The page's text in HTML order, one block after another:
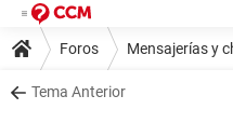
Foros Mensajerías y
Tema Anterior